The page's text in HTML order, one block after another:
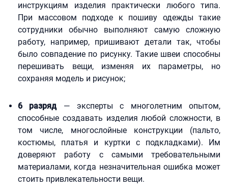
инструкциям изделия практически любого типа.
При массовом подходе к пошиву одежды такие
сотрудники обычно выполняют самую сложную
работу, например, пришивают детали так, чтобы
было совпадение по рисунку. Такие швеи способны
перешивать вещи, изменяя их параметры, но
сохраняя модель и рисунок;
6 разряд— эксперты с многолетним опытом,
способные создавать изделия любой сложности, в
том числе, многослойные конструкции (пальто,
костюмы, платья и куртки с подкладками). Им
доверяют работу с самыми требовательными
материалами, когда незначительная ошибка может
стоить привлекательности вещи.